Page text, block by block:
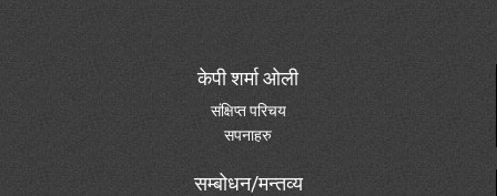
केपी शर्मा ओली
संक्षिप्त परिचय
सपनाहरु
सम्बोधन/मन्तव्य